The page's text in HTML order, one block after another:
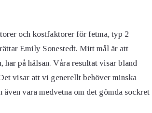
och kostfaktorer för fetma, typ 2
Emily Sonestedt. Mitt mål är att
på hälsan. Våra resultat visar bland
visar att vi generellt behöver minska
vara medvetna om det gömda sockret